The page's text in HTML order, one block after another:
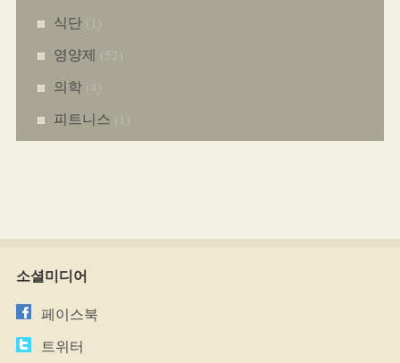
식단(1)
영양제 (52)
의학(4)
피트니스 (1)
소셜미디어
페이스북
트위터